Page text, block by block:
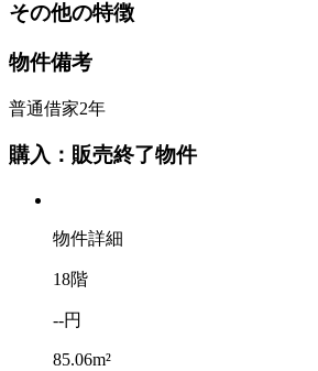
その他の特徴
物件備考
普通借家2年
購入：販売終了物件
物件詳細
18階
--円
85.06m²